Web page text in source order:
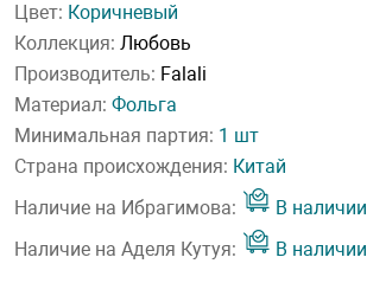
Цвет: Коричневый
Коллекция: Любовь
Производитель: Falali
Материал: Фольга
Минимальная партия: 1 шт
Страна происхождения: Китай
Наличие на Ибрагимова:
В наличии
Наличие на Аделя Кутуя:
В наличии